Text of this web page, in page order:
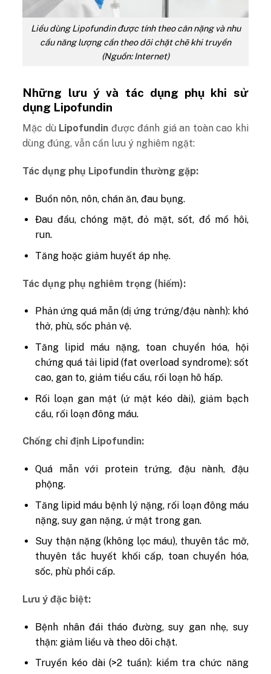
Liều dùng Lipofundin được tính theo cân nặng và nhu
cầu năng lượng cần theo dõi chặt chẽ khi truyền
(Nguồn: Internet)
Những lưu ý và tác dụng phụ khi sử
dụng Lipofundin
Mặc dù Lipofundin được đánh giá an toàn cao khi
dùng đúng, vẫn cần lưu ý nghiêm ngặt:
Tác dụng phụ Lipofundin thường gặp:
Buồn nôn, nôn, chán ăn, đau bụng.
Đau đầu, chóng mặt, đỏ mặt, sốt, đổ mồ hôi,
run.
Tăng hoặc giảm huyết áp nhẹ.
Tác dụng phụ nghiêm trọng (hiếm):
Phản ứng quá mẫn (dị ứng trứng/đậu nành): khó
thở, phù, sốc phản vệ.
Tăng lipid máu nặng, toan chuyển hóa, hội
chứng quá tải lipid (fat overload syndrome): sốt
cao, gan to, giảm tiểu cầu, rối loạn hô hấp.
Rối loạn gan mật (ứ mật kéo dài), giảm bạch
cầu, rối loạn đông máu.
Chống chỉ định Lipofundin:
Quá mẫn với protein trứng, đậu nành, đậu
phộng.
Tăng lipid máu bệnh lý nặng, rối loạn đông máu
nặng, suy gan nặng, ứ mật trong gan.
Suy thận nặng (không lọc máu), thuyên tắc mỡ,
thuyên tắc huyết khối cấp, toan chuyển hóa,
sốc, phù phổi cấp.
Lưu ý đặc biệt:
Bệnh nhân đái tháo đường, suy gan nhẹ, suy
thận: giảm liều và theo dõi chặt.
Truyền kéo dài (>2 tuần): kiểm tra chức năng